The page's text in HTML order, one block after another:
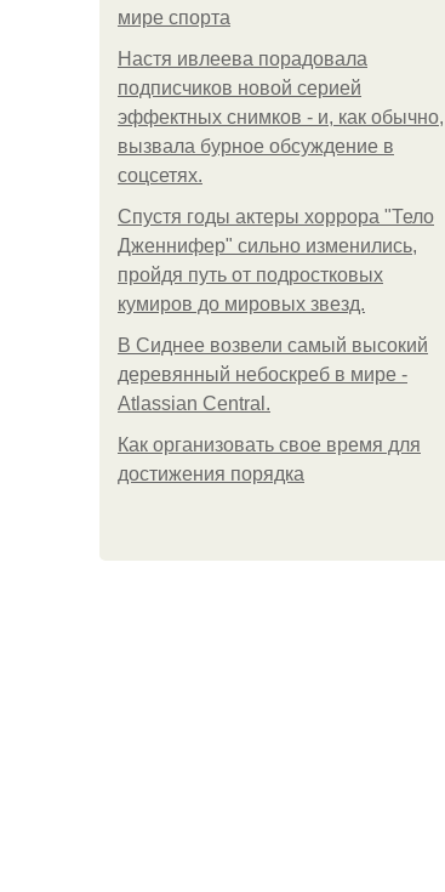
мире спорта
Настя ивлеева порадовала
подписчиков новой серией
эффектных снимков - и, как обычно,
вызвала бурное обсуждение в
соцсетях.
Спустя годы актеры хоррора "Тело
Дженнифер" сильно изменились,
пройдя путь от подростковых
кумиров до мировых звезд.
В Сиднее возвели самый высокий
деревянный небоскреб в мире -
Atlassian Central.
Как организовать свое время для
достижения порядка